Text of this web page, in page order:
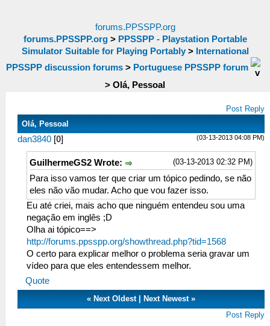
forums.PPSSPP.org
forums.PPSSPP.org> PPSSPP - Playstation Portable
Simulator Suitable for Playing Portably> International
PPSSPP discussion forums> Portuguese PPSSPP forum
> Olá, Pessoal
Post Reply
Olá, Pessoal
(03-13-2013 04:08 PM)
dan3840 [0]
(03-13-2013 02:32 PM)
GuilhermeGS2 Wrote:
Para isso vamos ter que criar um tópico pedindo, se não
eles não vão mudar. Acho que vou fazer isso.
Eu até criei, mais acho que ninguém entendeu sou uma
negação em inglês ;D
Olha ai tópico==>
http://forums.ppsspp.org/showthread.php?tid=1568
O certo para explicar melhor o problema seria gravar um
vídeo para que eles entendessem melhor.
Quote
« Next Oldest| Next Newest»
Post Reply